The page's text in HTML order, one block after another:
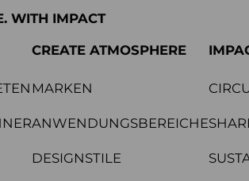
WITH IMPACT
CREATE ATMOSPHERE
MARKEN
ANWENDUNGSBEREICHE
DESIGNSTILE